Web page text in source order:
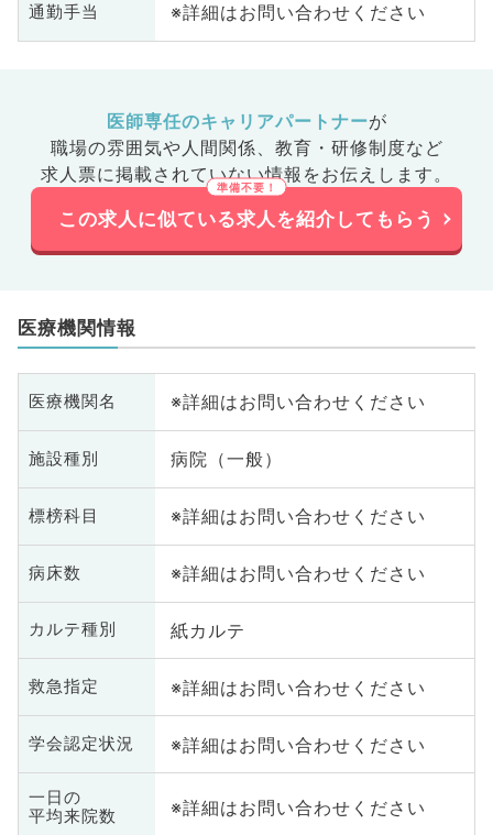
通勤手当 ※詳細はお問い合わせください
医師専任のキャリアパートナーが
職場の雰囲気や人間関係、 教育・研修制度など
求人票に掲載されていない情報をお伝えします。
この求人に似ている求人を紹介してもらう
医療機関情報
医療機関名 ※詳細はお問い合わせください
施設種別 病院（一般）
標榜科目 ※詳細はお問い合わせください
病床数 ※詳細はお問い合わせください
カルテ種別 紙カルテ
救急指定 ※詳細はお問い合わせください
学会認定状況 ※詳細はお問い合わせください
一日の
平均来院数
※詳細はお問い合わせください